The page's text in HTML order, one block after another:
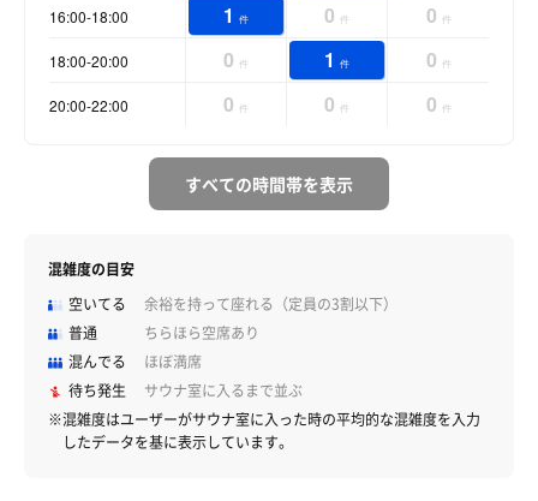
16:00-18:00 1 件 0 件 0 件
18:00-20:00 0 件 1 件 0 件
20:00-22:00 0 件 0 件 0 件
すべての時間帯を表示
混雑度の目安
空いてる
余裕を持って座れる（定員の3割以下）
普通
ちらほら空席あり
混んでる
ほぼ満席
待ち発生
サウナ室に入るまで並ぶ
※混雑度はユーザーがサウナ室に入った時の平均的な混雑度を入力
したデータを基に表示しています。